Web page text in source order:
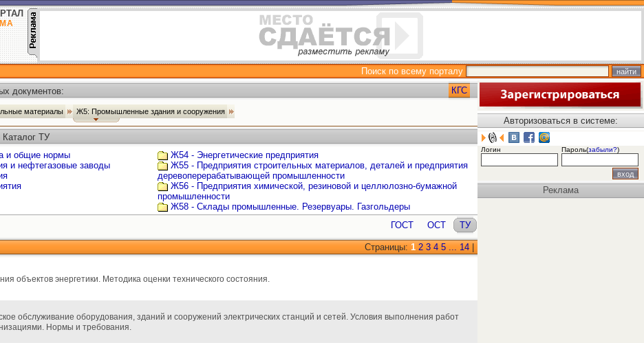
Поиск по всему порталу
документов: КГС
материалы Ж5: Промышленные здания и сооружения
ТУ
и общие нормы
и нефтегазовые заводы
Ж54 - Энергетические предприятия
Ж55 - Предприятия строительных материалов, деталей и предприятия
деревоперерабатывающей промышленности
Ж56 - Предприятия химической, резиновой и целлюлозно-бумажной
промышленности
Ж58 - Склады промышленные. Резервуары. Газгольдеры
ГОСТ ОСТ ТУ
Страницы: 1 2 3 4 5 ... 14
объектов энергетики. Методика оценки технического состояния.
обслуживание оборудования, зданий и сооружений электрических станций и сетей. Условия выполнения работ
Нормы и требования.
Авторизоваться в системе:
Логин Пароль(забыли?)
Реклама